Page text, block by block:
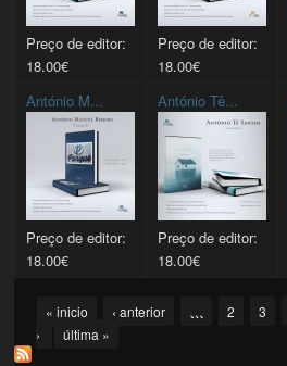
Preço de editor:
18.00€
Preço de editor:
18.00€
António M...
Preço de editor:
18.00€
António Tê...
Preço de editor:
18.00€
Pages« inicio ‹ anterior … 2 3
›
última »